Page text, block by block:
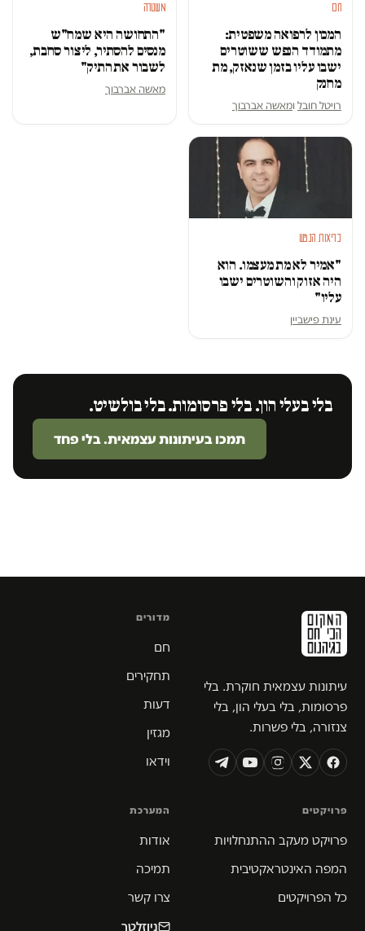
חם
המכון לרפואה משפטית:
מתמודד הנפש ששוטרים
ישבו עליו בזמן שנאזק, מת
מחנק
רויטל חובל ומאשה אברבוך
משטרה
"התחושה היא שמח"ש
מנסים להסתיר, ליצור סחבת,
לשבור את התיק"
מאשה אברבוך
בריאות הנפש
"אמיר לא מת מעצמו. הוא
היה אזוק והשוטרים ישבו
עליו"
עינת פישביין
בלי בעלי הון. בלי פרסומות. בלי בולשיט.
תמכו בעיתונות עצמאית. בלי פחד
עיתונות עצמאית חוקרת. בלי
פרסומות, בלי בעלי הון, בלי
צנזורה, בלי פשרות.
מדורים
חם
תחקירים
דעות
מגזין
וידאו
פרויקטים
פרויקט מעקב ההתנחלויות
המפה האינטראקטיבית
כל הפרויקטים
המערכת
אודות
תמיכה
צרו קשר
ניוזלטר